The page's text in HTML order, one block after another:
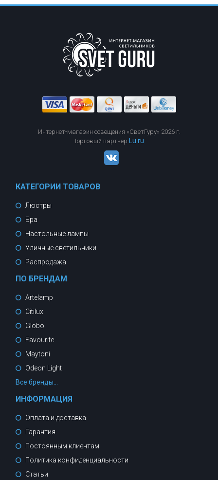
Интернет-магазин освещения «СветГуру» 2026 г.
Торговый партнер Lu.ru
КАТЕГОРИИ ТОВАРОВ
Люстры
Бра
Настольные лампы
Уличные светильники
Распродажа
ПО БРЕНДАМ
Artelamp
Citilux
Globo
Favourite
Maytoni
Odeon Light
Все бренды...
ИНФОРМАЦИЯ
Оплата и доставка
Гарантия
Постоянным клиентам
Политика конфиденциальности
Статьи